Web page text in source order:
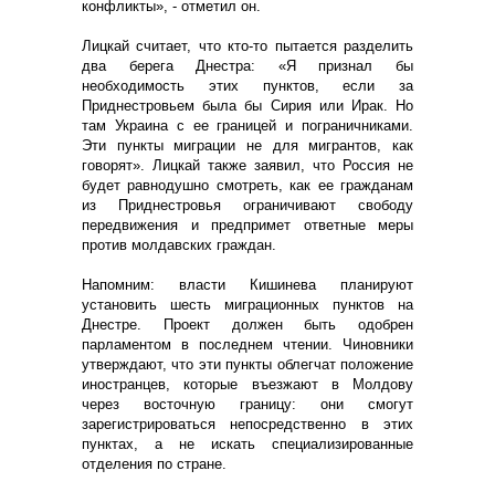
конфликты», - отметил он.
Лицкай считает, что кто-то пытается разделить
два берега Днестра: «Я признал бы
необходимость этих пунктов, если за
Приднестровьем была бы Сирия или Ирак. Но
там Украина с ее границей и пограничниками.
Эти пункты миграции не для мигрантов, как
говорят». Лицкай также заявил, что Россия не
будет равнодушно смотреть, как ее гражданам
из Приднестровья ограничивают свободу
передвижения и предпримет ответные меры
против молдавских граждан.
Напомним: власти Кишинева планируют
установить шесть миграционных пунктов на
Днестре. Проект должен быть одобрен
парламентом в последнем чтении. Чиновники
утверждают, что эти пункты облегчат положение
иностранцев, которые въезжают в Молдову
через восточную границу: они смогут
зарегистрироваться непосредственно в этих
пунктах, а не искать специализированные
отделения по стране.